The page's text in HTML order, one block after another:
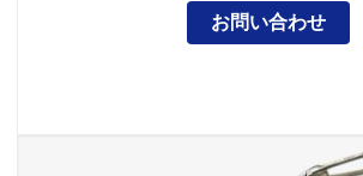
お問い合わせ